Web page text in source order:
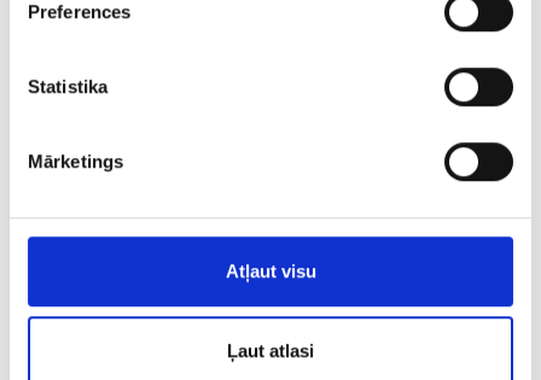
Preferences
Statistika
Mārketings
Atļaut visu
Ļaut atlasi
Gredzens ar briljantiem (0.01ct) 3323-0763
PIEVIENOT GROZAM